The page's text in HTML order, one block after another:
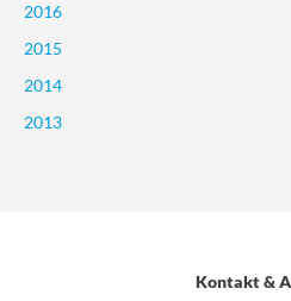
2016
2015
2014
2013
Kontakt &